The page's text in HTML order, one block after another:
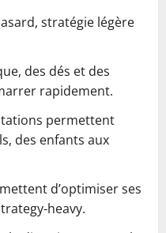
stratégie légère
des dés et des
rapidement.
permettent
des enfants aux
d’optimiser ses
heavy.